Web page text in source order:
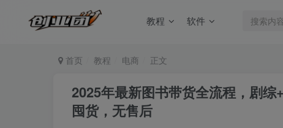
教程 软件
首页 教程 电商 正文
2025年最新图书带货全流程，剧
囤货，无售后